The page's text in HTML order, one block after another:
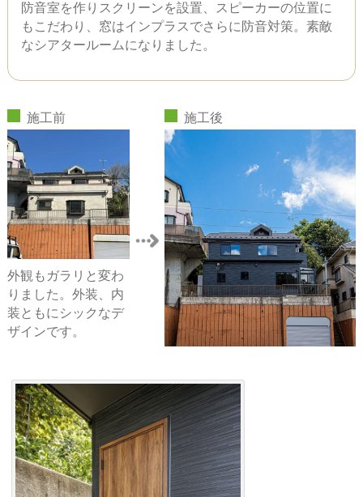
防音室を作りスクリーンを設置、スピーカーの位置に
もこだわり、窓はインプラスでさらに防音対策。素敵
なシアタールームになりました。
施工前 施工後
外観もガラリと変わ
りました。外装、内
装ともにシックなデ
ザインです。